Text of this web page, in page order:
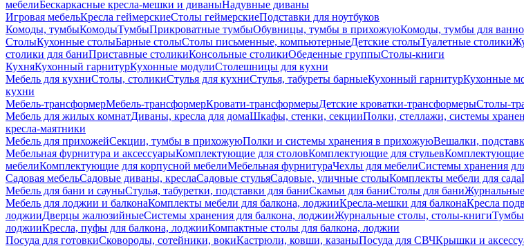
мебелиБескаркасные кресла-мешки и диваныНадувные диваны
Игровая мебельКресла геймерскиеСтолы геймерскиеПодставки для ноутбуков
Комоды, тумбыКомодыТумбыПрикроватные тумбыОбувницы, тумбы в прихожуюКомоды, тумбы для
СтолыКухонные столыБарные столыСтолы письменные, компьютерныеДетские столыТуалетные столики
столики для баниПриставные столикиКонсольные столикиОбеденные группыСтолы-книги
КухняКухонный гарнитурКухонные модулиСтолешницы для кухни
Мебель для кухниСтолы, столикиСтулья для кухниСтулья, табуреты барныеКухонный гарнитурКухонные
кухни
Мебель-трансформерМебель-трансформерКровати-трансформерыДетские кроватки-трансформерыСтолы-
Мебель для жилых комнатДиваны, кресла для домаШкафы, стенки, секцииПолки, стеллажи, системы
кресла-маятники
Мебель для прихожейСекции, тумбы в прихожуюПолки и системы хранения в прихожуюВешалки,
Мебельная фурнитура и аксессуарыКомплектующие для столовКомплектующие для стульевКомплектующие
мебелиКомплектующие для корпусной мебелиМебельная фурнитураЧехлы для мебелиСистемы хранения
Садовая мебельСадовые диваны, креслаСадовые стульяСадовые, уличные столыКомплекты мебели для сада
Мебель для бани и сауныСтулья, табуретки, подставки для баниСкамьи для баниСтолы для бани
Мебель для лоджии и балконаКомплекты мебели для балкона, лоджииКресла-мешки для балконаКресла
лоджииДверцы жалюзийныеСистемы хранения для балкона, лоджииЖурнальные столы, столы-книгиТумбы
лоджииКресла, пуфы для балкона, лоджииКомпактные столы для балкона, лоджии
Посуда для готовкиСковороды, сотейники, вокиКастрюли, ковши, казаныПосуда для СВЧКрышки и